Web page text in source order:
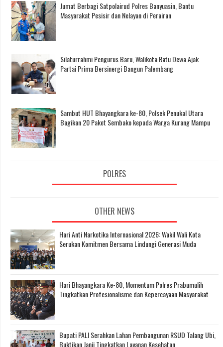
Jumat Berbagi Satpolairud Polres Banyuasin, Bantu
Masyarakat Pesisir dan Nelayan di Perairan
Silaturrahmi Pengurus Baru, Walikota Ratu Dewa Ajak
Partai Prima Bersinergi Bangun Palembang
Sambut HUT Bhayangkara ke-80, Polsek Penukal Utara
Bagikan 20 Paket Sembako kepada Warga Kurang Mampu
POLRES
OTHER NEWS
Hari Anti Narkotika Internasional 2026: Wakil Wali Kota
Serukan Komitmen Bersama Lindungi Generasi Muda
Hari Bhayangkara Ke-80, Momentum Polres Prabumulih
Tingkatkan Profesionalisme dan Kepercayaan Masyarakat
Bupati PALI Serahkan Lahan Pembangunan RSUD Talang Ubi,
Buktikan Janji Tingkatkan Layanan Kesehatan